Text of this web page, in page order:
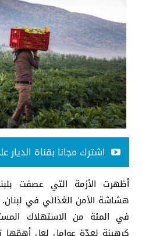
اشترك مجانا بقناة الديار
هشاشة الأمن الغذائي في
في المئة من الاستهلاك